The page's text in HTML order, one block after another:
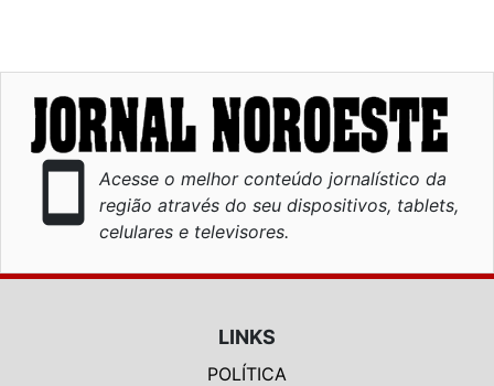
smartphone
Acesse o melhor conteúdo jornalístico da
região através do seu dispositivos, tablets,
celulares e televisores.
LINKS
POLÍTICA